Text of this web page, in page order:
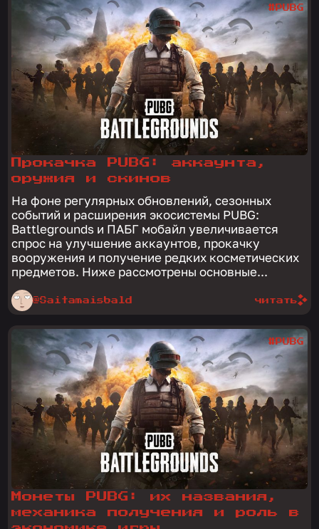
Прокачка PUBG: аккаунта,
оружия и скинов
На фоне регулярных обновлений, сезонных
событий и расширения экосистемы PUBG:
Battlegrounds и ПАБГ мобайл увеличивается
спрос на улучшение аккаунтов, прокачку
вооружения и получение редких косметических
предметов. Ниже рассмотрены основные...
@Saitamaisbald
#PUBG
читать
Монеты PUBG: их названия,
механика получения и роль в
#PUBG